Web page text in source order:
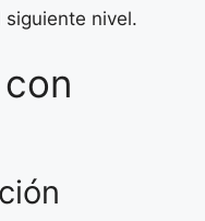
nivel.